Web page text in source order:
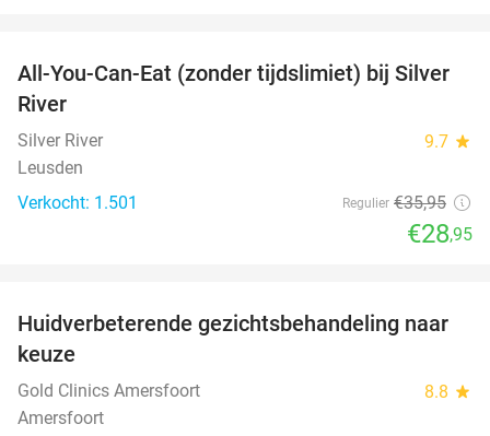
19%
All-You-Can-Eat (zonder tijdslimiet) bij Silver
River
Silver River 9.7 star
Leusden
Verkocht: 1.501
Regulier €35,95
€28,95
88%
Huidverbeterende gezichtsbehandeling naar
keuze
Gold Clinics Amersfoort 8.8 star
Amersfoort